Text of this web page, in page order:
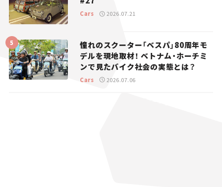
Cars 2026.07.21
憧れのスクーター「ベスパ」80周年モ
デルを現地取材！ ベトナム・ホーチミ
ンで見たバイク社会の実態とは？
Cars 2026.07.06